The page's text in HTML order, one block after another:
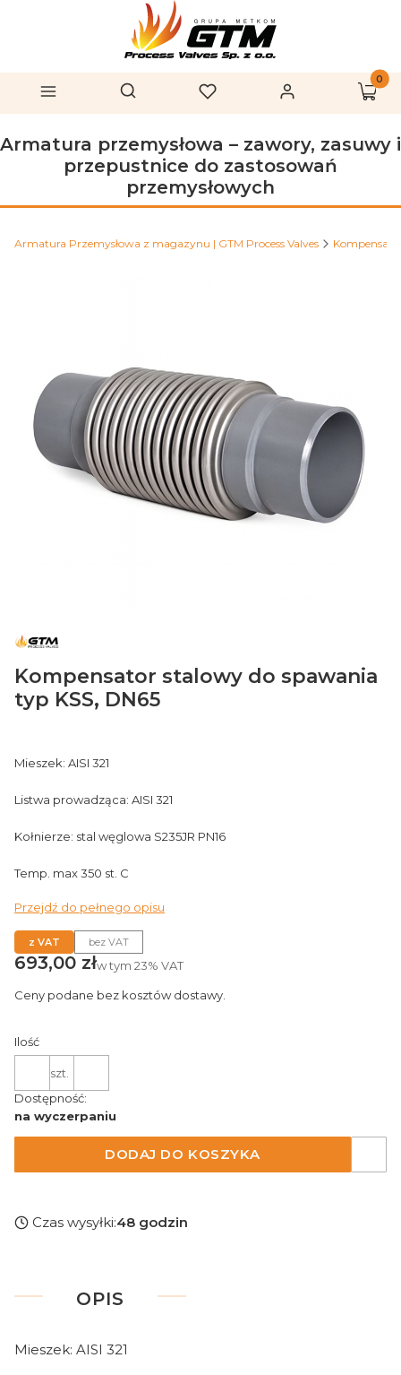
Menu Otwórz wyszukiwarkę
Szukaj Ulubione Zaloguj się
Armatura przemysłowa – zawory, zasuwy i
przepustnice do zastosowań
przemysłowych
Armatura Przemysłowa z magazynu | GTM Process Valves
Kompensator stalowy do spawania
typ KSS, DN65
Mieszek: AISI 321
Listwa prowadząca: AISI 321
Kołnierze: stal węglowa S235JR PN16
Temp. max 350 st. C
Przejdź do pełnego opisu
z VAT bez VAT
Cena
693,00 złw tym 23% VAT
Ceny podane bez kosztów dostawy.
Ilość
szt.
Dostępność:
na wyczerpaniu
DODAJ DO KOSZYKA
Czas wysyłki:48 godzin
OPIS
Mieszek: AISI 321